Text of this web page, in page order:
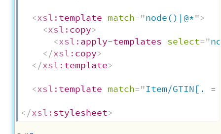
<xsl: template match="node()|@*">
<xsl: copy>
<xsl: apply-templates select="
</xsl: copy>
</xsl: template>
<xsl: template match="Item/GTIN[. =
</xsl: stylesheet>